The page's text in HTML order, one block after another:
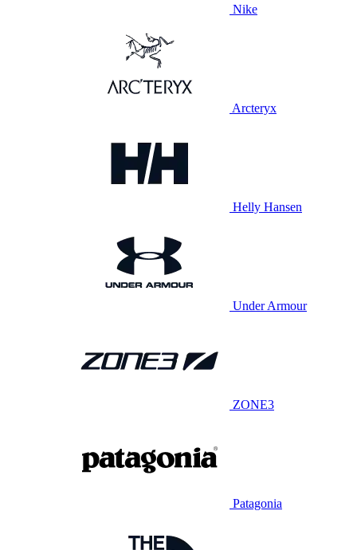
Nike
Arcteryx
Helly Hansen
Under Armour
ZONE3
Patagonia